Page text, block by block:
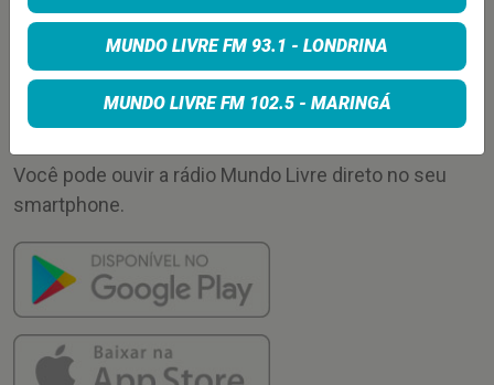
APLICATIVO
Você pode ouvir a rádio Mundo Livre direto no seu
smartphone.
MUNDO LIVRE FM 93.1 - LONDRINA
MUNDO LIVRE FM 102.5 - MARINGÁ